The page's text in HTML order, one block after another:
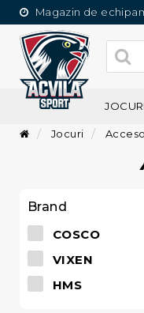
Magazin de
JOCURI
Jocuri
Brand
COSCO
VIXEN
HMS